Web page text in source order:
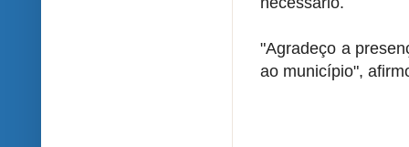
"Agradeço a
ao município",